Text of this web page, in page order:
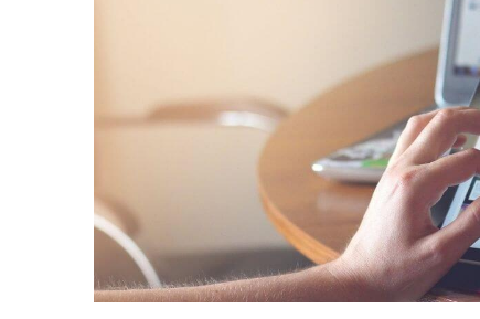
En Minderest utilizamos cookies propias y de terceros y/o
registran información mientras navegas por la web. La
diversa, desde mejorar tu experiencia en la página web
recomendar otros contenidos de tu interés, hasta
áreas privadas de la web. También puede ser utilizada
mediante plataformas publicitarias comoGoogle Adsy
pulsando el botón “Aceptar”, configurarlas desde
clicando en el botón “Rechazar”. Puedes conocer las
Aviso legal, política de privacidad y cookies.